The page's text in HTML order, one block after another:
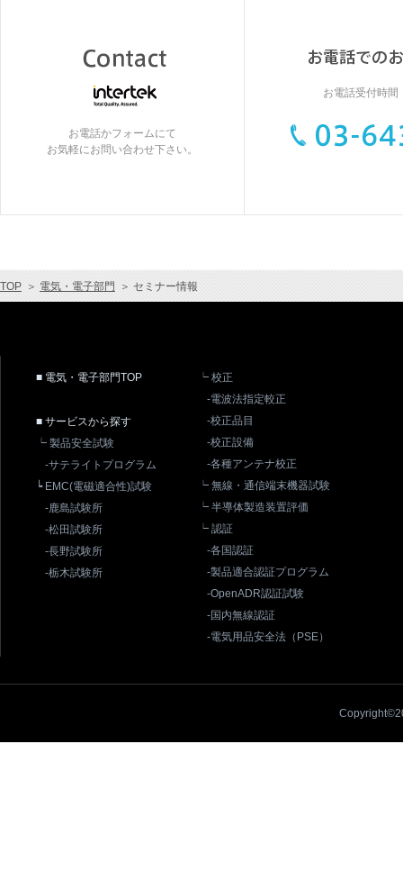
お電話かフォームにて
お気軽にお問い合わせ下さい。
お電話受付時間
TOP ＞ 電気・電子部門 ＞ セミナー情報
■ 電気・電子部門TOP
■ サービスから探す
┕ 製品安全試験
-サテライトプログラム
┕ EMC(電磁適合性)試験
-鹿島試験所
-松田試験所
-長野試験所
-栃木試験所
┕ 校正
-電波法指定較正
-校正品目
-校正設備
-各種アンテナ校正
┕ 無線・通信端末機器試験
┕ 半導体製造装置評価
┕ 認証
-各国認証
-製品適合認証プログラム
-OpenADR認証試験
-国内無線認証
-電気用品安全法（PSE）